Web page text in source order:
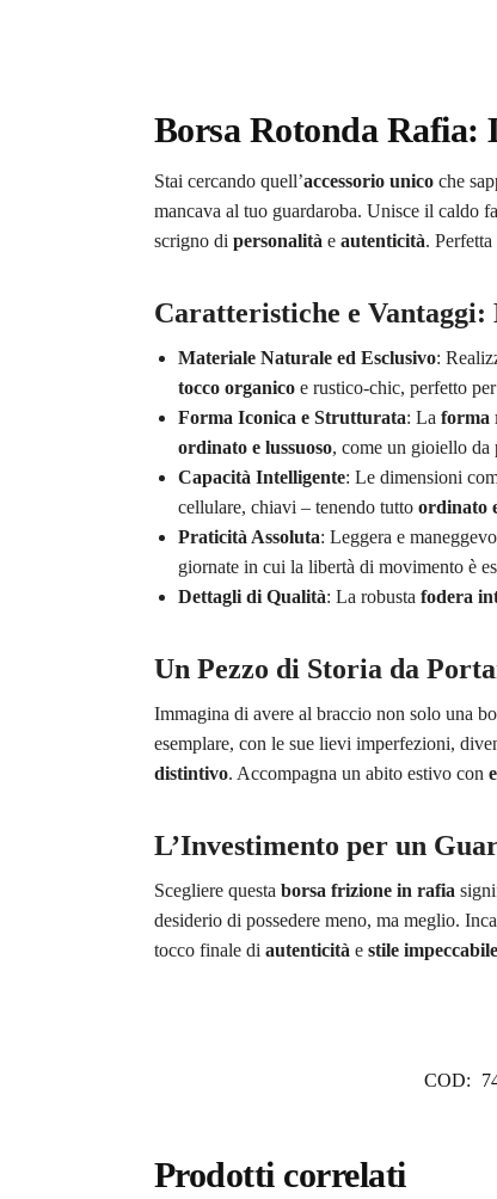
Borsa Rotonda Rafia:
Stai cercando quell’accessorio unicoche
mancava al tuo guardaroba. Unisce il caldo
scrigno di personalità e autenticità.
Caratteristiche e Vantaggi:
Materiale Naturale ed Esclusivo:
tocco organicoe rustico-chic, perfetto
Forma Iconica e Strutturata: La forma
ordinato e lussuoso, come un gioiello da
Capacità Intelligente: Le dimensioni
cellulare, chiavi – tenendo tutto ordinato
Praticità Assoluta: Leggera e
giornate in cui la libertà di movimento è
Dettagli di Qualità: La robusta fodera
Un Pezzo di Storia da
Immagina di avere al braccio non solo una
esemplare, con le sue lievi imperfezioni,
distintivo. Accompagna un abito estivo con
L’Investimento per un
Scegliere questa borsa frizione in rafia
desiderio di possedere meno, ma meglio.
tocco finale di autenticità e stile impeccabile
COD:
Prodotti correlati